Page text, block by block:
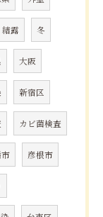
結露 冬
大阪
新宿区
カビ菌検査
彦根市